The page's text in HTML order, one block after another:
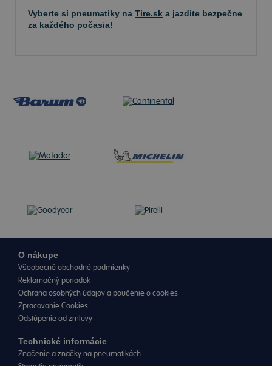
Vyberte si pneumatiky na Tire.sk a jazdite bezpečne
za každého počasia!
O nákupe
Všeobecné obchodné podmienky
Reklamačný poriadok
Ochrana osobných údajov a poučenie o cookies
Zpracovanie Cookies
Odstúpenie od zmluvy
Technické informácie
Značenie a značky na pneumatikách